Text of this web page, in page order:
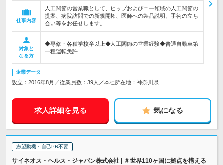
仕事内容
人工関節の営業職として、ヒップおよびニー領域の人工関節の
提案、病院訪問での新規開拓、医師への製品説明、手術の立ち
会い等をお任せします。
対象と
なる方
◆専修・各種学校卒以上◆人工関節の営業経験◆普通自動車第
一種運転免許
企業データ
設立：2016年8月／従業員数：39人／本社所在地：神奈川県
求人詳細を見る 気になる
志望動機・自己PR不要
サイネオス・ヘルス・ジャパン株式会社 | ＃世界110ヶ国に拠点を構える